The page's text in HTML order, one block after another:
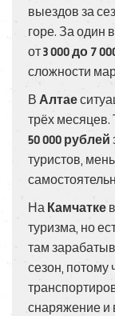
выездов за
горе. За один
от3 000 до 7
сложности
В Алтае
трёх
50 000 рублей
туристов,
На Камчатке
туризма, но
там
сезон, потому
снаряжение и